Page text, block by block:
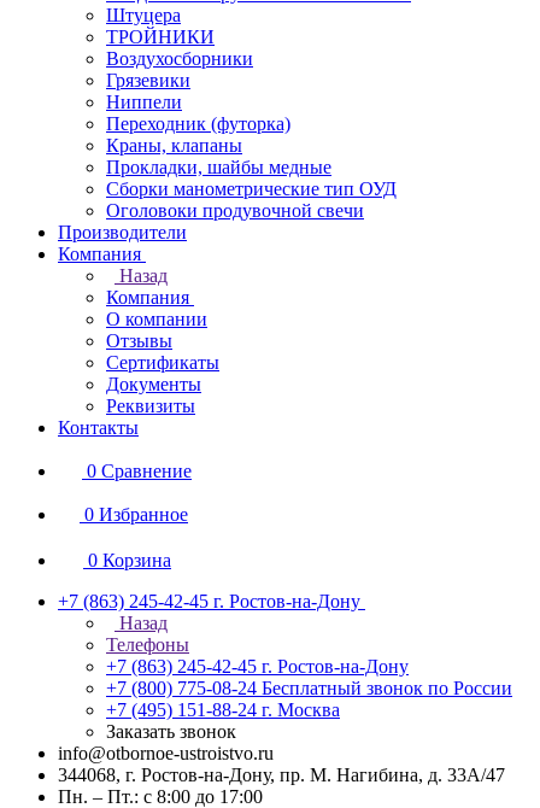
Штуцера
ТРОЙНИКИ
Воздухосборники
Грязевики
Ниппели
Переходник (футорка)
Краны, клапаны
Прокладки, шайбы медные
Сборки манометрические тип ОУД
Оголовоки продувочной свечи
Производители
Компания
Назад
Компания
О компании
Отзывы
Сертификаты
Документы
Реквизиты
Контакты
0 Сравнение
0 Избранное
0 Корзина
+7 (863) 245-42-45 г. Ростов-на-Дону
Назад
Телефоны
+7 (863) 245-42-45 г. Ростов-на-Дону
+7 (800) 775-08-24 Бесплатный звонок по России
+7 (495) 151-88-24 г. Москва
Заказать звонок
info@otbornoe-ustroistvo.ru
344068, г. Ростов-на-Дону, пр. М. Нагибина, д. 33А/47
Пн. – Пт.: с 8:00 до 17:00